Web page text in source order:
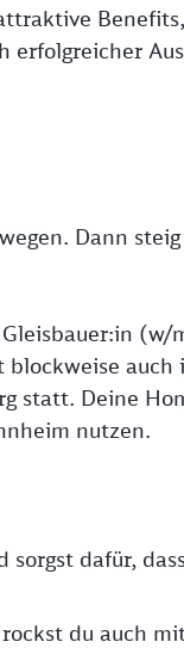
erfolgreicher
Dann
(w/
blockweise auch
statt. Deine
nutzen.
dafür,
du auch